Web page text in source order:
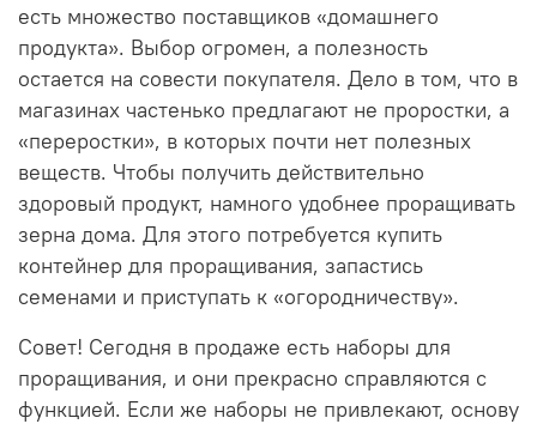
есть множество поставщиков «домашнего
продукта». Выбор огромен, а полезность
остается на совести покупателя. Дело в том, что в
магазинах частенько предлагают не проростки, а
«переростки», в которых почти нет полезных
веществ. Чтобы получить действительно
здоровый продукт, намного удобнее проращивать
зерна дома. Для этого потребуется купить
контейнер для проращивания, запастись
семенами и приступать к «огородничеству».
Совет! Сегодня в продаже есть наборы для
проращивания, и они прекрасно справляются с
функцией. Если же наборы не привлекают, основу